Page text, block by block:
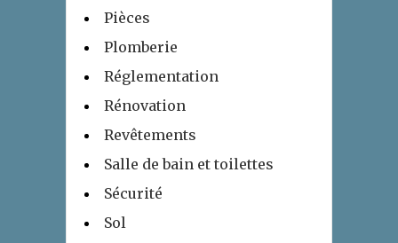
Pièces
Plomberie
Réglementation
Rénovation
Revêtements
Salle de bain et toilettes
Sécurité
Sol